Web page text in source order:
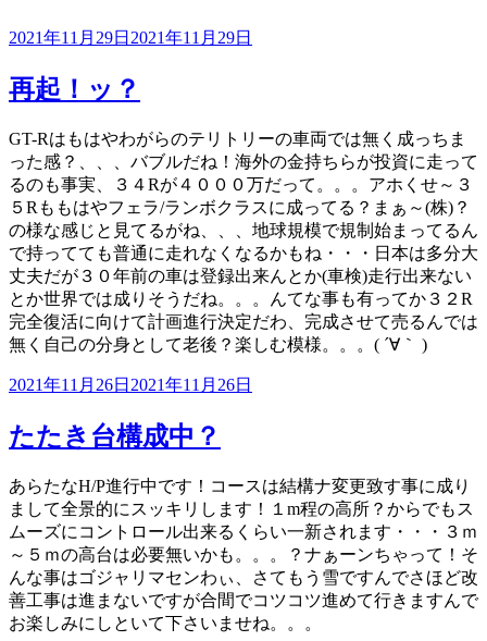
投
日:
2021年11月29日 2021年11月29日
再起！ッ？
GT-Rはもはやわがらのテリトリーの車両では無く成っちま
った感？、、、バブルだね！海外の金持ちらが投資に走って
るのも事実、３４Rが４０００万だって。。。アホくせ～３
５Rももはやフェラ/ランボクラスに成ってる？まぁ～(株)？
の様な感じと見てるがね、、、地球規模で規制始まってるん
で持ってても普通に走れなくなるかもね・・・日本は多分大
丈夫だが３０年前の車は登録出来んとか(車検)走行出来ない
とか世界では成りそうだね。。。んてな事も有ってか３２R
完全復活に向けて計画進行決定だわ、完成させて売るんでは
無く自己の分身として老後？楽しむ模様。。。( ´∀｀ )
投
日:
2021年11月26日 2021年11月26日
たたき台構成中？
あらたなH/P進行中です！コースは結構ナ変更致す事に成り
まして全景的にスッキリします！１m程の高所？からでもス
ムーズにコントロール出来るくらい一新されます・・・３ｍ
～５ｍの高台は必要無いかも。。。？ナぁーンちゃって！そ
んな事はゴジャリマセンわぃ、さてもう雪ですんでさほど改
善工事は進まないですが合間でコツコツ進めて行きますんで
お楽しみにしといて下さいませね。。。